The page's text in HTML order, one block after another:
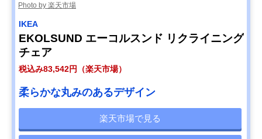
Photo by 楽天市場
IKEA
EKOLSUND エーコルスンド リクライニング
チェア
税込み83,542円（楽天市場）
柔らかな丸みのあるデザイン
楽天市場で見る